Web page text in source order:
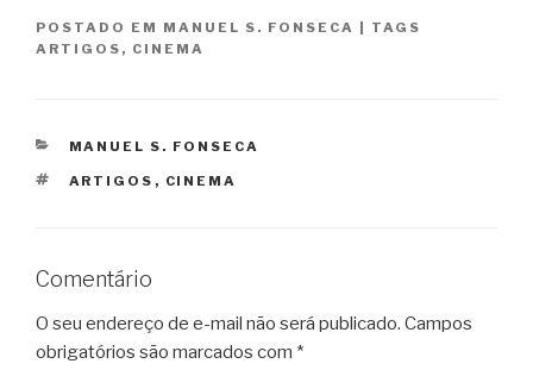
POSTADO EM MANUEL S. FONSECA
TAGS
ARTIGOS , CINEMA
CATEGORIAS
MANUEL S. FONSECA
TAGS
ARTIGOS , CINEMA
Comentário
O seu endereço de e-mail não será publicado. Campos
obrigatórios são marcados com *